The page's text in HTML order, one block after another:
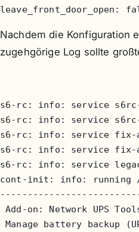
leave_front_door_open:
Nachdem die Konfiguration
zugehgörige Log sollte
s6-rc: info: service
s6-rc: info: service s6rc-
s6-rc: info: service
s6-rc: info: service fix-
s6-rc: info: service
cont-init: info: running /
Add-on: Network UPS
Manage battery backup